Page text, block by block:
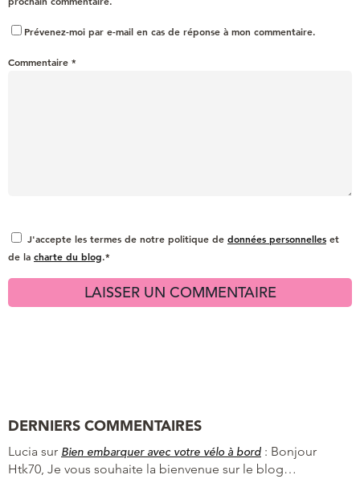
Prévenez-moi par e-mail en cas de réponse à mon commentaire.
Commentaire *
J'accepte les termes de notre politique de données personnelles et
de la charte du blog.*
DERNIERS COMMENTAIRES
Lucia sur Bien embarquer avec votre vélo à bord : Bonjour
Htk70, Je vous souhaite la bienvenue sur le blog…